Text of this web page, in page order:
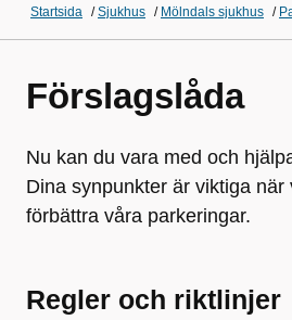
Startsida /Sjukhus / Mölndals sjukhus /
Förslagslåda
Nu kan du vara med och
Dina synpunkter är viktiga när
förbättra våra parkeringar.
Regler och riktlinjer